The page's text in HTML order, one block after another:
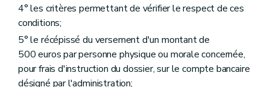
4° les critères permettant de vérifier le respect de ces
conditions;
5° le récépissé du versement d'un montant de
500 euros par personne physique ou morale concernée,
pour frais d'instruction du dossier, sur le compte bancaire
désigné par l'administration;